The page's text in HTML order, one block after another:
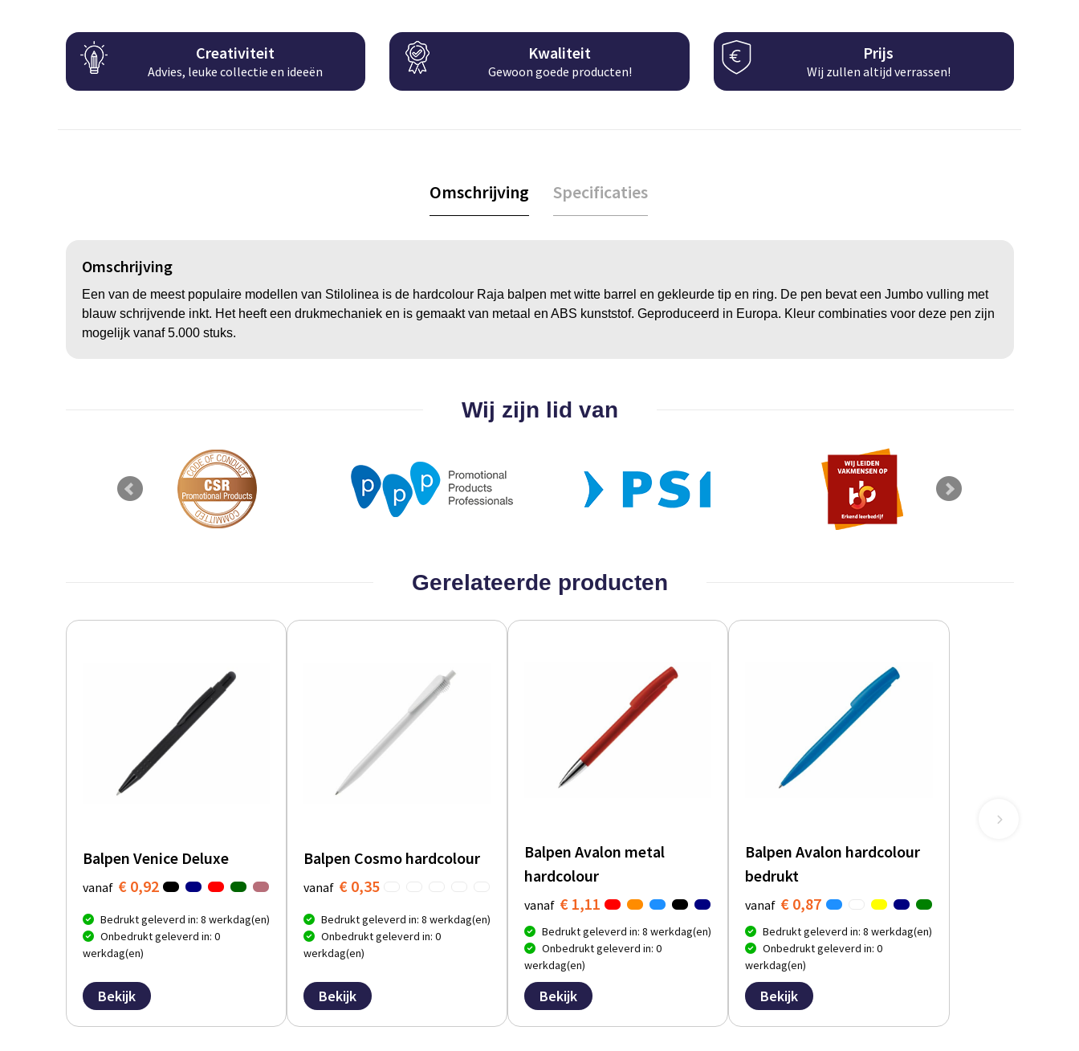
Creativiteit
Advies, leuke collectie en ideeën
Kwaliteit
Gewoon goede producten!
Prijs
Wij zullen altijd verrassen!
Omschrijving Specificaties
Omschrijving
Een van de meest populaire modellen van Stilolinea is de hardcolour Raja balpen met witte barrel en gekleurde tip en ring. De pen bevat een Jumbo vulling met
blauw schrijvende inkt. Het heeft een drukmechaniek en is gemaakt van metaal en ABS kunststof. Geproduceerd in Europa. Kleur combinaties voor deze pen zijn
mogelijk vanaf 5.000 stuks.
Wij zijn lid van
Gerelateerde producten
Balpen Venice Deluxe
vanaf € 0,92
Bedrukt geleverd in: 8 werkdag(en)
Onbedrukt geleverd in: 0
werkdag(en)
Bekijk
Balpen Cosmo hardcolour
vanaf € 0,35
Bedrukt geleverd in: 8 werkdag(en)
Onbedrukt geleverd in: 0
werkdag(en)
Bekijk
Balpen Avalon metal
hardcolour
vanaf € 1,11
Bedrukt geleverd in: 8 werkdag(en)
Onbedrukt geleverd in: 0
werkdag(en)
Bekijk
Balpen Avalon hardcolour
bedrukt
vanaf € 0,87
Bedrukt geleverd in: 8 werkdag(en)
Onbedrukt geleverd in: 0
werkdag(en)
Bekijk